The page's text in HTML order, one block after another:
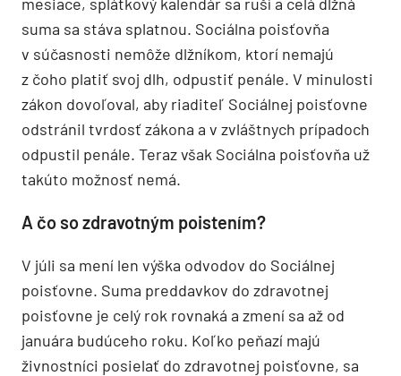
suma sa stáva splatnou. Sociálna poisťovňa
v súčasnosti nemôže dlžníkom, ktorí nemajú
z čoho platiť svoj dlh, odpustiť penále. V minulosti
zákon dovoľoval, aby riaditeľ Sociálnej poisťovne
odstránil tvrdosť zákona a v zvláštnych prípadoch
odpustil penále. Teraz však Sociálna poisťovňa už
takúto možnosť nemá.
A čo so zdravotným poistením?
V júli sa mení len výška odvodov do Sociálnej
poisťovne. Suma preddavkov do zdravotnej
poisťovne je celý rok rovnaká a zmení sa až od
januára budúceho roku. Koľko peňazí majú
živnostníci posielať do zdravotnej poisťovne, sa